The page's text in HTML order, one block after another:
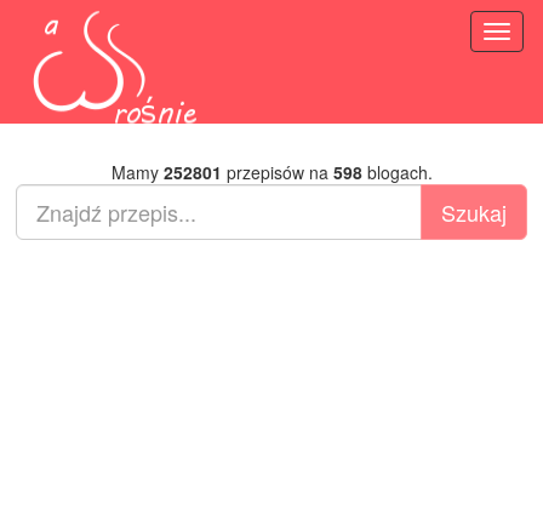
Mamy 252801 przepisów na 598blogach.